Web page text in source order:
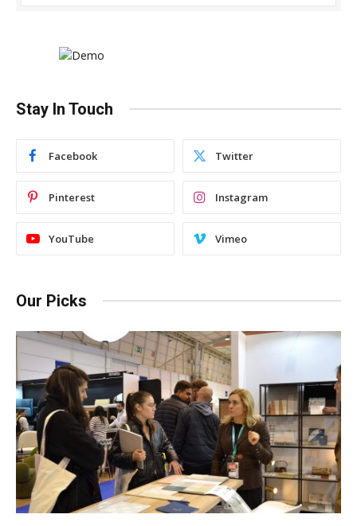
Stay In Touch
Facebook Twitter
Pinterest Instagram
YouTube Vimeo
Our Picks